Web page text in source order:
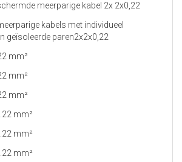
meerparige kabel 2x 2x0,22
kabels met individueel
geïsoleerde paren2x2x0,22
mm²
mm²
mm²
mm²
mm²
mm²